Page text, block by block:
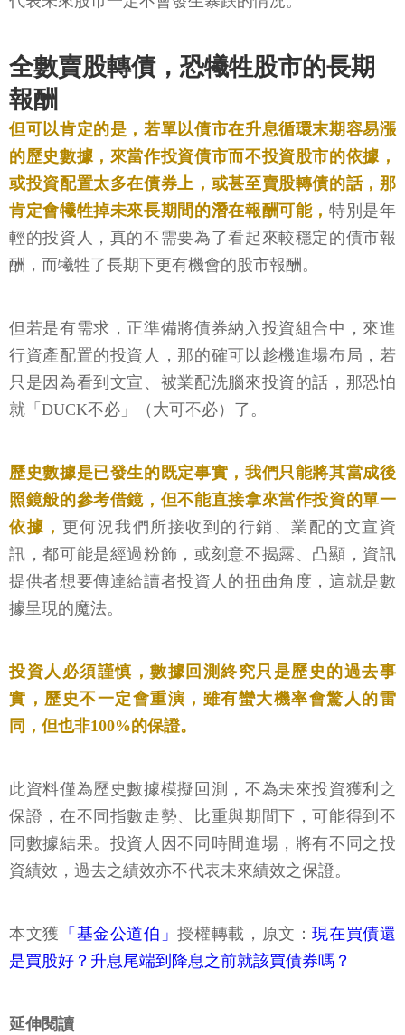
全數賣股轉債，恐犧牲股市的長期
報酬
但可以肯定的是，若單以債市在升息循環末期容易漲
的歷史數據，來當作投資債市而不投資股市的依據，
或投資配置太多在債券上，或甚至賣股轉債的話，那
肯定會犧牲掉未來長期間的潛在報酬可能，特別是年
輕的投資人，真的不需要為了看起來較穩定的債市報
酬，而犧牲了長期下更有機會的股市報酬。
但若是有需求，正準備將債券納入投資組合中，來進
行資產配置的投資人，那的確可以趁機進場布局，若
只是因為看到文宣、被業配洗腦來投資的話，那恐怕
就「DUCK不必」（大可不必）了。
歷史數據是已發生的既定事實，我們只能將其當成後
照鏡般的參考借鏡，但不能直接拿來當作投資的單一
依據， 更何況我們所接收到的行銷、業配的文宣資
訊，都可能是經過粉飾，或刻意不揭露、凸顯，資訊
提供者想要傳達給讀者投資人的扭曲角度，這就是數
據呈現的魔法。
投資人必須謹慎，數據回測終究只是歷史的過去事
實，歷史不一定會重演，雖有蠻大機率會驚人的雷
同，但也非100%的保證。
此資料僅為歷史數據模擬回測，不為未來投資獲利之
保證，在不同指數走勢、比重與期間下，可能得到不
同數據結果。投資人因不同時間進場，將有不同之投
資績效，過去之績效亦不代表未來績效之保證。
本文獲 「基金公道伯」授權轉載，原文：現在買債還
是買股好？升息尾端到降息之前就該買債券嗎？
延伸閱讀